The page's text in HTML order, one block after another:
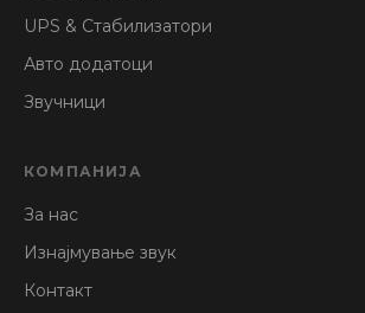
UPS & Стабилизатори
Авто додатоци
Звучници
КОМПАНИЈА
За нас
Изнајмување звук
Контакт